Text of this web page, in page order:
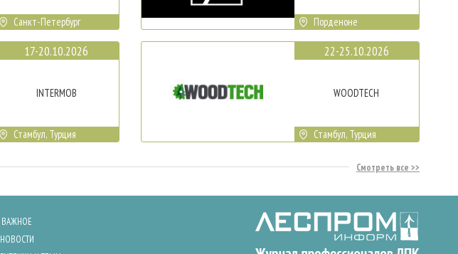
Санкт-Петербург
17-20.10.2026
INTERMOB
Стамбул, Турция
Порденоне
22-25.10.2026
WOODTECH
Стамбул, Турция
Смотреть все
ВАЖНОЕ
НОВОСТИ